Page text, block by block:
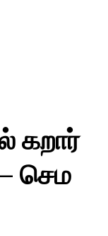
கறார்
செம